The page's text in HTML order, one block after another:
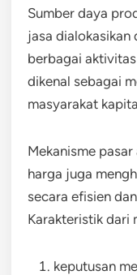
Sumber daya
jasa dialokasikan
berbagai
dikenal sebagai
masyarakat
Mekanisme
harga juga
secara efisien
Karakteristik dari
keputusan